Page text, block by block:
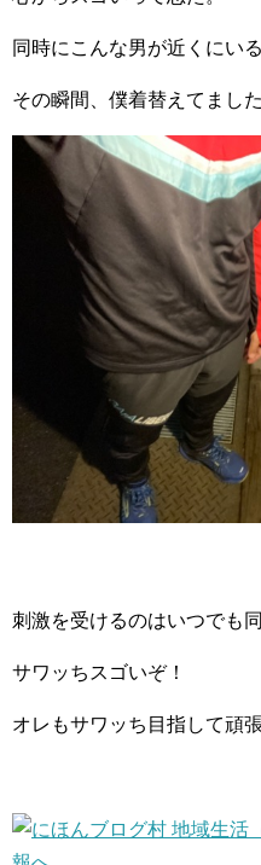
同時にこんな男が近くにい
その瞬間、僕着替えてまし
刺激を受けるのはいつでも
サワッちスゴいぞ！
オレもサワッち目指して頑